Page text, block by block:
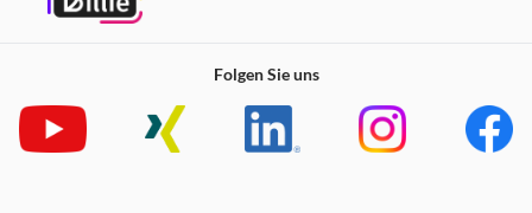
Teilen Sie die Mobilfunkdaten Ihres Handys für
eine größere Abdeckung
Folgen Sie uns